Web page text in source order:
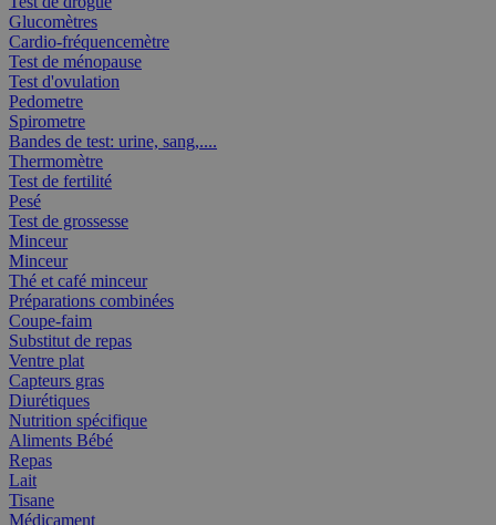
Glucomètres
Cardio-fréquencemètre
Test de ménopause
Test d'ovulation
Pedometre
Spirometre
Bandes de test: urine, sang,....
Thermomètre
Test de fertilité
Pesé
Test de grossesse
Minceur
Minceur
Thé et café minceur
Préparations combinées
Coupe-faim
Substitut de repas
Ventre plat
Capteurs gras
Diurétiques
Nutrition spécifique
Aliments Bébé
Repas
Lait
Tisane
Médicament